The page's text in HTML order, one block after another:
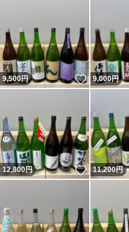
9,500円 いいね！
9,000円
12,800円 いいね！
11,200円